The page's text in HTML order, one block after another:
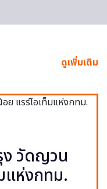
ดูเพิ่มเติม
ง วัดญวน
แห่งกทม.